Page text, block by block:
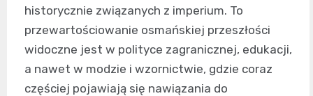
historycznie związanych z imperium. To
przewartościowanie osmańskiej przeszłości
widoczne jest w polityce zagranicznej, edukacji,
a nawet w modzie i wzornictwie, gdzie coraz
częściej pojawiają się nawiązania do